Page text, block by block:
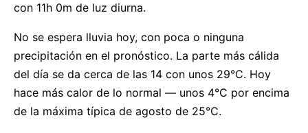
con 11h 0m de luz diurna.
No se espera lluvia hoy, con poca o ninguna
precipitación en el pronóstico. La parte más cálida
del día se da cerca de las 14 con unos 29°C. Hoy
hace más calor de lo normal — unos 4°C por encima
de la máxima típica de agosto de 25°C.